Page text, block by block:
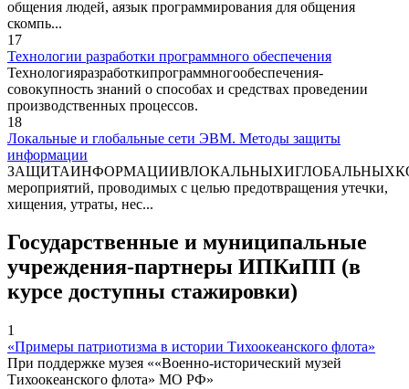
общения людей, аязык программирования для общения
скомпь...
17
Технологии разработки программного обеспечения
Технологияразработкипрограммногообеспечения-
совокупность знаний о способах и средствах проведении
производственных процессов.
18
Локальные и глобальные сети ЭВМ. Методы защиты
информации
мероприятий, проводимых с целью предотвращения утечки,
хищения, утраты, нес...
Государственные и муниципальные
учреждения-партнеры ИПКиПП (в
курсе доступны стажировки)
1
«Примеры патриотизма в истории Тихоокеанского флота»
При поддержке музея ««Военно-исторический музей
Тихоокеанского флота» МО РФ»